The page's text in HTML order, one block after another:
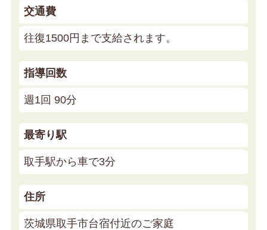
交通費
往復1500円まで支給されます。
指導回数
週1回 90分
最寄り駅
取手駅から車で3分
住所
茨城県取手市台宿付近のご家庭